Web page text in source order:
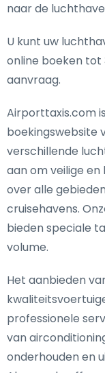
naar de
U kunt uw
online boeken
aanvraag.
Airporttaxis.com
boekingswebsite
verschillende
aan om veilige
over alle
cruisehavens.
bieden speciale
volume.
Het aanbieden
professionele
van
onderhouden en